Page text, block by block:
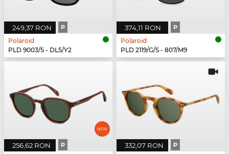
249,37 RON P
Polaroid
PLD 9003/S - DL5/Y2
374,11 RON P
Polaroid
PLD 2119/G/S - 807/M9
256,62 RON P 332,07 RON P